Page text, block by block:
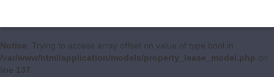
Notice: Trying to access array offset on value of type bool in
/var/www/html/application/models/property_lease_model.php on
line 137